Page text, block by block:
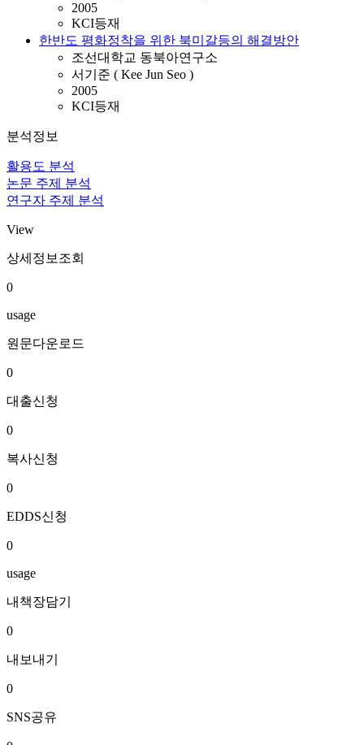
2005
KCI등재
한반도 평화정착을 위한 북미갈등의 해결방안
조선대학교 동북아연구소
서기준 ( Kee Jun Seo )
2005
KCI등재
분석정보
활용도 분석
논문 주제 분석
연구자 주제 분석
View
상세정보조회
0
usage
원문다운로드
0
대출신청
0
복사신청
0
EDDS신청
0
usage
내책장담기
0
내보내기
0
SNS공유